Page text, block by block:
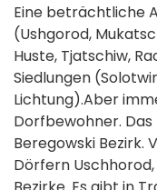
Eine beträchtliche
(Ushgorod,
Huste, Tjatschiw,
Siedlungen
Lichtung).Aber
Dorfbewohner.
Beregowski Bezirk.
Dörfern